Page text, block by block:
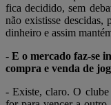
fica decidido, sem
não existisse
dinheiro e assim
- E o mercado faz-se
compra e venda de
- Existe, claro. O